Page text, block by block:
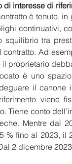
di interesse di
è tenuto,
continuativi,
squilibrio tra
contratto. Ad
proprietario
è uno
il canone
viene
Tiene conto
Mentre dal
% fino al 2023,
2 dicembre